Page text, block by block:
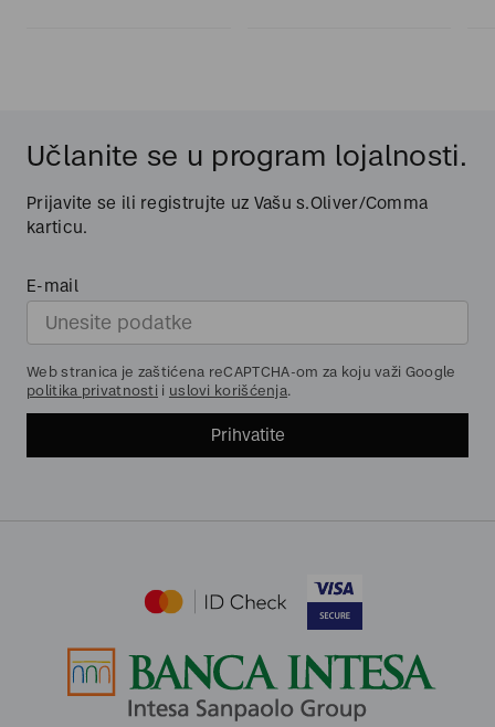
Učlanite se u program lojalnosti.
Prijavite se ili registrujte uz Vašu s.Oliver/Comma
karticu.
E-mail
Web stranica je zaštićena reCAPTCHA-om za koju važi Google
politika privatnosti i uslovi korišćenja.
Prihvatite